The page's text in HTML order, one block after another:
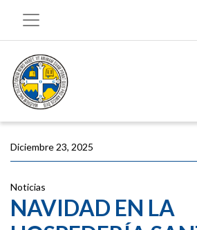
Diciembre 23, 2025
Noticias
NAVIDAD EN LA